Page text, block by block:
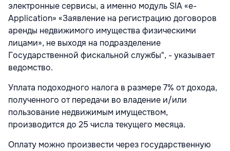
электронные сервисы, а именно модуль SIA «e-
Application» «Заявление на регистрацию договоров
аренды недвижимого имущества физическими
лицами», не выходя на подразделение
Государственной фискальной службы", - указывает
ведомство.
Уплата подоходного налога в размере 7% от дохода,
полученного от передачи во владение и/или
пользование недвижимым имуществом,
производится до 25 числа текущего месяца.
Оплату можно произвести через государственную